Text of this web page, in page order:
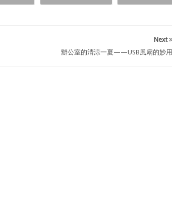
Next
辦公室的清涼一夏——USB風扇的妙用